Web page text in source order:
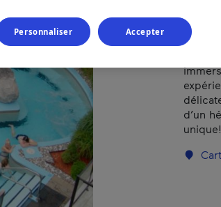
d’un
unique!
Personnaliser Accepter